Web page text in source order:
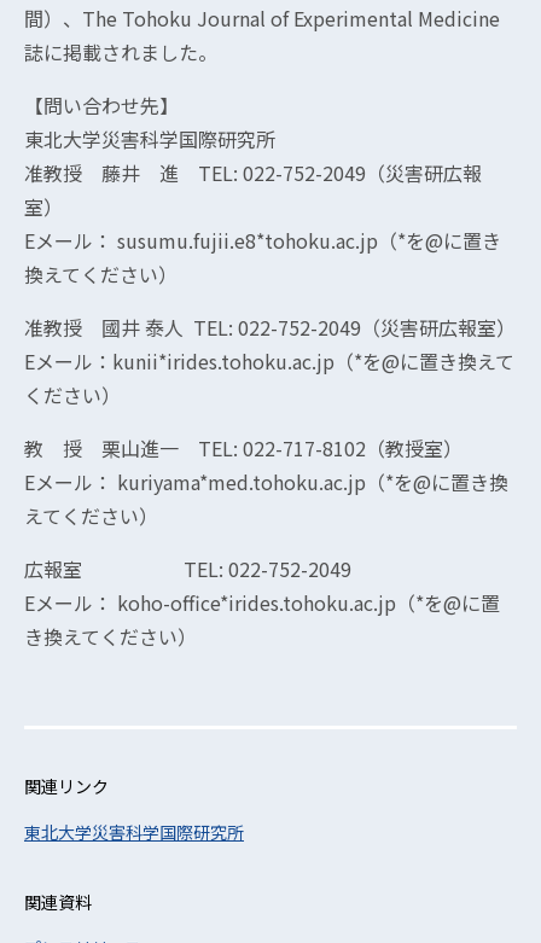
間）、The Tohoku Journal of Experimental Medicine
誌に掲載されました。
【問い合わせ先】
東北大学災害科学国際研究所
准教授 藤井 進 TEL: 022-752-2049（災害研広報
室）
Eメール： susumu.fujii.e8*tohoku.ac.jp（*を@に置き
換えてください）
准教授 國井 泰人 TEL: 022-752-2049（災害研広報室）
Eメール：kunii*irides.tohoku.ac.jp（*を@に置き換えて
ください）
教 授 栗山進一 TEL: 022-717-8102（教授室）
Eメール： kuriyama*med.tohoku.ac.jp（*を@に置き換
えてください）
広報室 TEL: 022-752-2049
Eメール： koho-office*irides.tohoku.ac.jp（*を@に置
き換えてください）
関連リンク
東北大学災害科学国際研究所
関連資料